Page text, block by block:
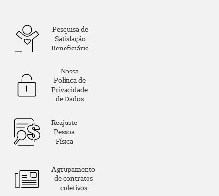
Pesquisa de
Satisfação
Beneficiário
Nossa
Política de
Privacidade
de Dados
Reajuste
Pessoa
Física
Agrupamento
de contratos
coletivos